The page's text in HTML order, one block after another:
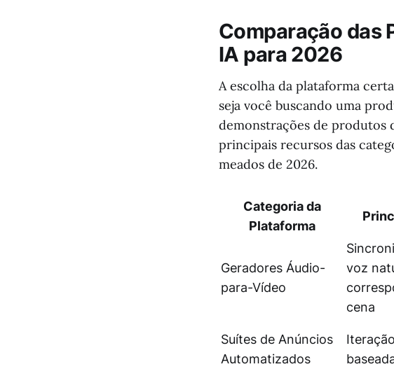
Comparação das
IA para 2026
A escolha da plataforma
seja você buscando uma
demonstrações de produtos
principais recursos das
meados de 2026.
Categoria da
Plataforma
Geradores Áudio-
para-Vídeo
voz
cena
Suítes de Anúncios
Automatizados